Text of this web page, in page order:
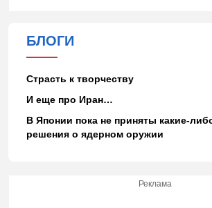
БЛОГИ
Страсть к творчеству
И еще про Иран…
В Японии пока не приняты какие-
решения о ядерном оружии
Реклама